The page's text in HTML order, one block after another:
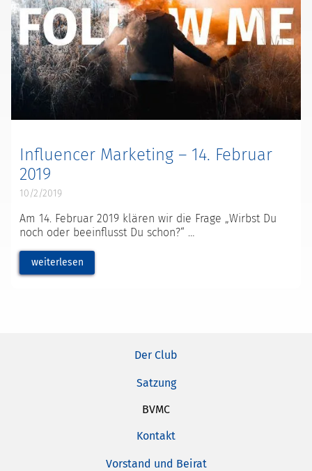
Influencer Marketing – 14. Februar
2019
10/2/2019
Am 14. Februar 2019 klären wir die Frage „Wirbst Du
noch oder beeinflusst Du schon?“
weiterlesen
Der Club
Satzung
BVMC
Kontakt
Vorstand und Beirat